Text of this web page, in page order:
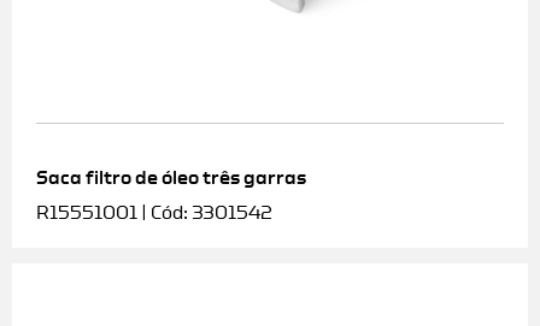
Saca filtro de óleo três garras
R15551001 | Cód: 3301542